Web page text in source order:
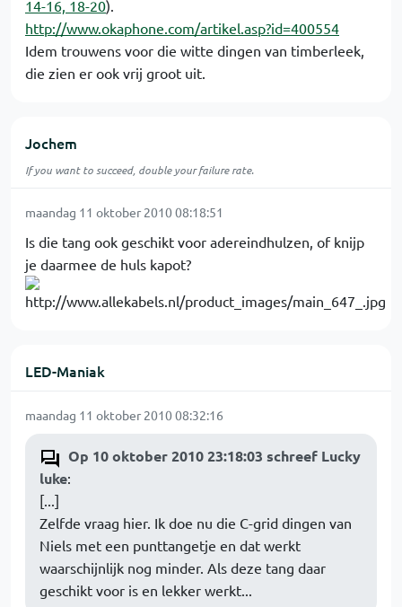
14-16, 18-20).
http://www.okaphone.com/artikel.asp?id=400554
Idem trouwens voor die witte dingen van timberleek,
die zien er ook vrij groot uit.
Jochem
If you want to succeed, double your failure rate.
maandag 11 oktober 2010 08:18:51
Is die tang ook geschikt voor adereindhulzen, of knijp
je daarmee de huls kapot?
LED-Maniak
maandag 11 oktober 2010 08:32:16
Op 10 oktober 2010 23:18:03 schreef Lucky
luke:
[...]
Zelfde vraag hier. Ik doe nu die C-grid dingen van
Niels met een punttangetje en dat werkt
waarschijnlijk nog minder. Als deze tang daar
geschikt voor is en lekker werkt...